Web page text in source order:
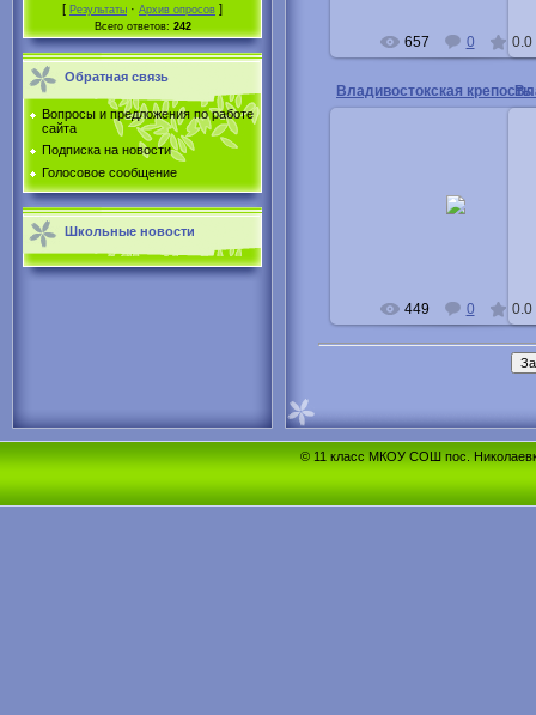
[ Результаты · Архив опросов ]
Всего ответов: 242
Обратная связь
Вопросы и предложения по работе
сайта
Подписка на новости
Голосовое сообщение
Школьные новости
657 0 0.0
Владивостокская крепость
Бушуев Игорь
449 0 0.0
© 11 класс МКОУ СОШ пос.